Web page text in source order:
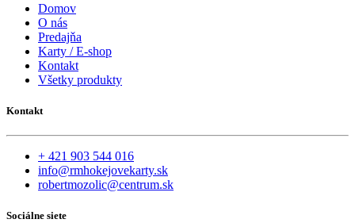
Domov
O nás
Predajňa
Karty / E-shop
Kontakt
Všetky produkty
Kontakt
+ 421 903 544 016
info@rmhokejovekarty.sk
robertmozolic@centrum.sk
Sociálne siete